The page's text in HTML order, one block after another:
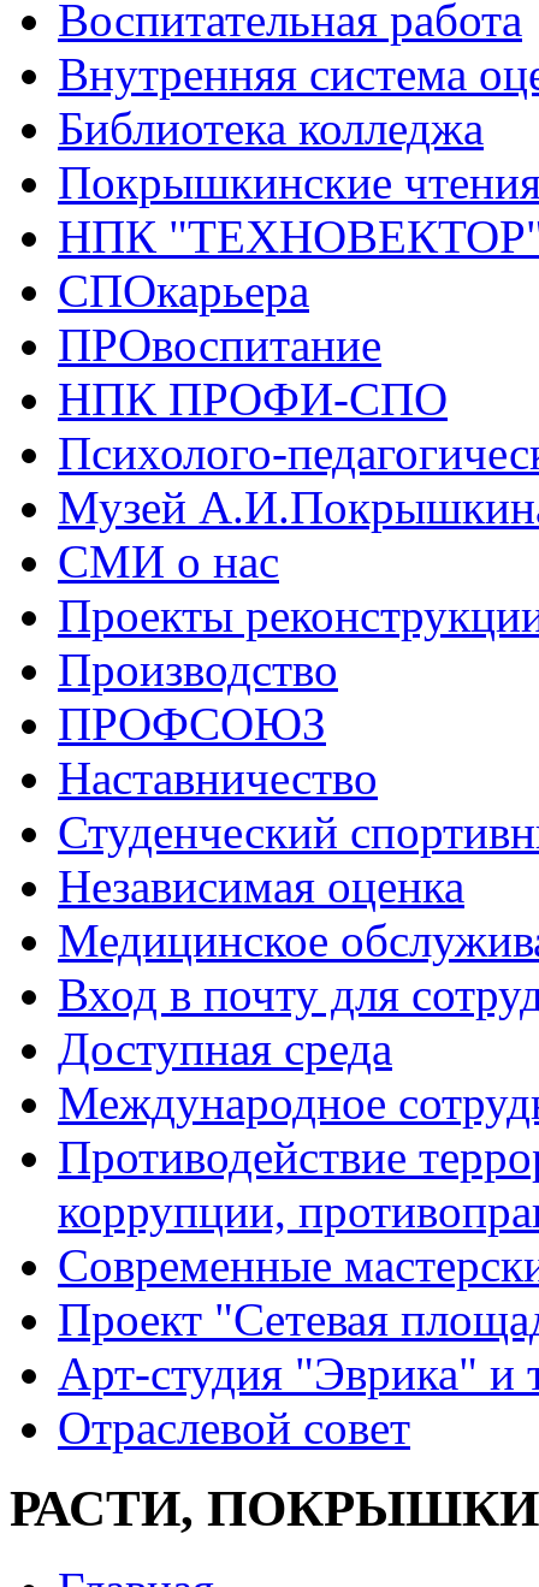
Воспитательная работа
Внутренняя система
Библиотека колледжа
Покрышкинские
НПК
СПОкарьера
ПРОвоспитание
НПК ПРОФИ-СПО
Психолого-
Музей
СМИ о нас
Проекты
Производство
ПРОФСОЮЗ
Наставничество
Студенческий
Независимая оценка
Медицинское
Вход в почту для
Доступная среда
Международное
Противодействие
коррупции,
Современные
Проект "Сетевая
Арт-студия "Эврика" и
Отраслевой совет
РАСТИ,